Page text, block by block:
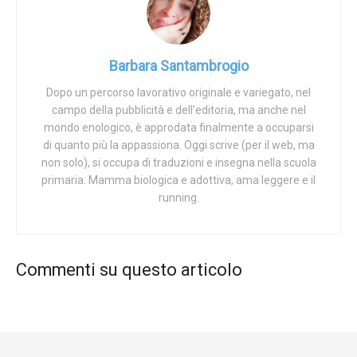
competenza del Comune, per esempio le tessere delle
biblioteche comunali, gli abbonamenti per i mezzi pubblici
dell’Azienda Trasporti Milanesi (ATM), i documenti di
riconoscimento interni per i dipendenti del Comune
medesimo e per quelli delle aziende partecipate.
«Non sono affatto stupito», commenta Matteo Forte,
consigliere comunale dell’opposizione, docente di storia e
filosofia. «L’approvazione della mozione del PD dovrebbe
anzi aprire una riflessione. È dal mese di gennaio che nel
invernali del 2026 a Cortina da preparare, né del PNRR. No,
Barbara Santambrogio
Dopo un percorso lavorativo originale e variegato, nel
campo della pubblicità e dell’editoria, ma anche nel
mondo enologico, è approdata finalmente a occuparsi
di quanto più la appassiona. Oggi scrive (per il web, ma
non solo), si occupa di traduzioni e insegna nella scuola
primaria. Mamma biologica e adottiva, ama leggere e il
running.
Commenti su questo articolo